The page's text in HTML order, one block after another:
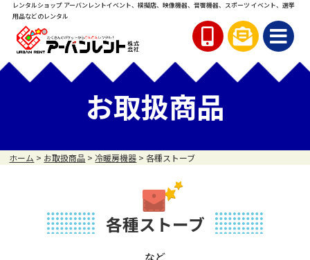
レンタルショップ アーバンレントイベント、模擬店、映像機器、音響機器、スポーツ イベント、選挙
用品などのレンタル
お取扱商品
ホーム > お取扱商品 > 冷暖房機器 >各種ストーブ
各種ストーブ
など